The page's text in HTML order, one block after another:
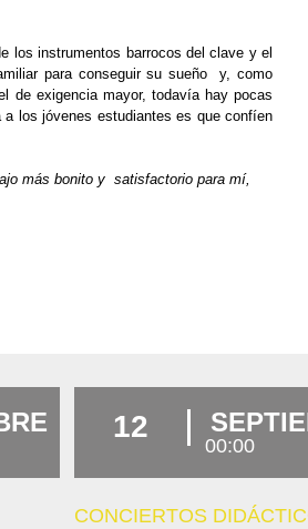
los instrumentos barrocos del clave y el
para conseguir su sueño y, como
de exigencia mayor, todavía hay pocas
los jóvenes estudiantes es que confíen
más bonito y satisfactorio para mí,
12
00:00
CONCIERTOS